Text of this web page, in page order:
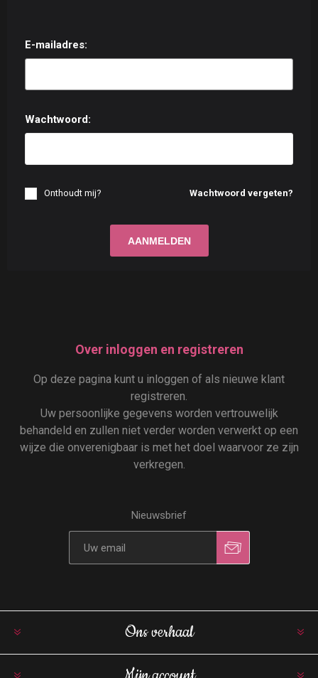
E-mailadres:
Wachtwoord:
Wachtwoord vergeten?
Onthoudt mij?
Over inloggen en registreren
Op deze pagina kunt u inloggen of als nieuwe klant
registreren.
Uw persoonlijke gegevens worden vertrouwelijk
behandeld en zullen niet verder worden verwerkt op een
wijze die onverenigbaar is met het doel waarvoor ze zijn
verkregen.
Nieuwsbrief
Ons verhaal